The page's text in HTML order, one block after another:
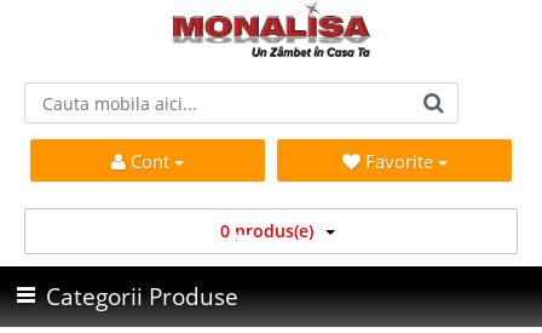
Cont Favorite
0 produs(e)
Categorii Produse